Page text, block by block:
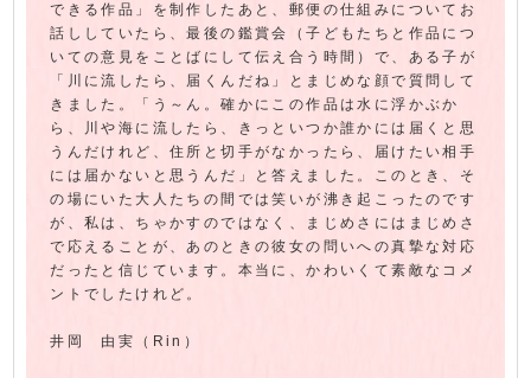
できる作品」を制作したあと、郵便の仕組みについてお
話ししていたら、最後の鑑賞会（子どもたちと作品につ
いての意見をことばにして伝え合う時間）で、ある子が
「川に流したら、届くんだね」とまじめな顔で質問して
きました。「う～ん。確かにこの作品は水に浮かぶか
ら、川や海に流したら、きっといつか誰かには届くと思
うんだけれど、住所と切手がなかったら、届けたい相手
には届かないと思うんだ」と答えました。このとき、そ
の場にいた大人たちの間では笑いが沸き起こったのです
が、私は、ちゃかすのではなく、まじめさにはまじめさ
で応えることが、あのときの彼女の問いへの真摯な対応
だったと信じています。本当に、かわいくて素敵なコメ
ントでしたけれど。
井岡 由実（Rin）